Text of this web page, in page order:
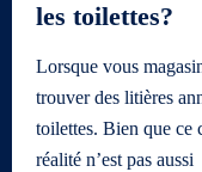
les toilettes?
Lorsque vous
trouver des litières
toilettes. Bien que ce
réalité n’est pas aussi